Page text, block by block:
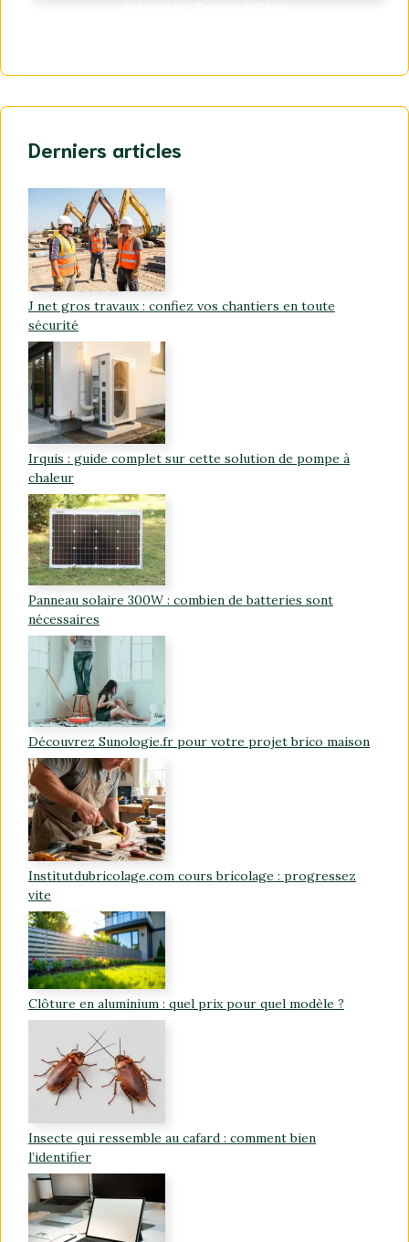
Derniers articles
J net gros travaux : confiez vos chantiers en toute
sécurité
Irquis : guide complet sur cette solution de pompe à
chaleur
Panneau solaire 300W : combien de batteries sont
nécessaires
Découvrez Sunologie.fr pour votre projet brico maison
Institutdubricolage.com cours bricolage : progressez
vite
Clôture en aluminium : quel prix pour quel modèle ?
Insecte qui ressemble au cafard : comment bien
l’identifier